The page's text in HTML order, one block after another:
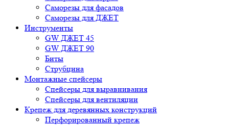
Саморезы для фасадов
Саморезы для ДЖЕТ
Инструменты
GW ДЖЕТ 45
GW ДЖЕТ 90
Биты
Струбцина
Монтажные спейсеры
Спейсеры для выравнивания
Спейсеры для вентиляции
Крепеж для деревянных конструкций
Перфорированный крепеж